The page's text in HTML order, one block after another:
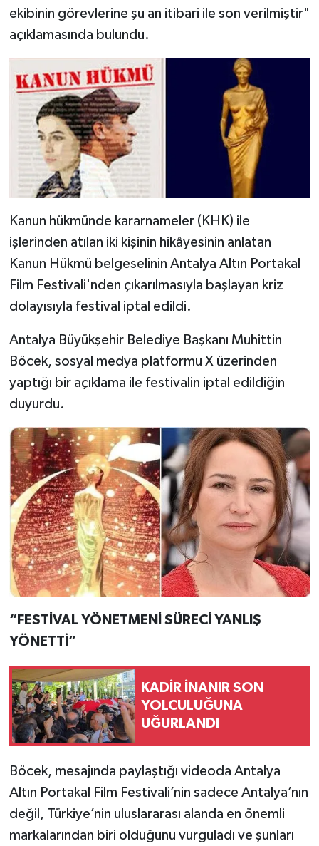
ekibinin görevlerine şu an itibari ile son verilmiştir"
açıklamasında bulundu.
Kanun hükmünde kararnameler (KHK) ile
işlerinden atılan iki kişinin hikâyesinin anlatan
Kanun Hükmü belgeselinin Antalya Altın Portakal
Film Festivali'nden çıkarılmasıyla başlayan kriz
dolayısıyla festival iptal edildi.
Antalya Büyükşehir Belediye Başkanı Muhittin
Böcek, sosyal medya platformu X üzerinden
yaptığı bir açıklama ile festivalin iptal edildiğin
duyurdu.
“FESTİVAL YÖNETMENİ SÜRECİ YANLIŞ
YÖNETTİ”
KADİR İNANIR SON
YOLCULUĞUNA
UĞURLANDI
Böcek, mesajında paylaştığı videoda Antalya
Altın Portakal Film Festivali’nin sadece Antalya’nın
değil, Türkiye’nin uluslararası alanda en önemli
markalarından biri olduğunu vurguladı ve şunları